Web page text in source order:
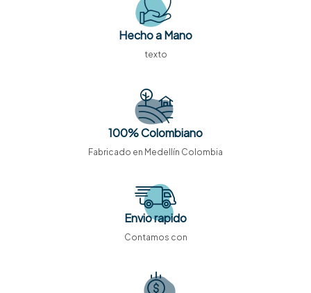
Hecho a Mano
texto
100% Colombiano
Fabricado en Medellín Colombia
Envio rapido
Contamos con